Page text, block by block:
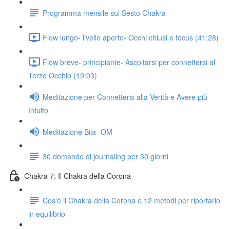
Programma mensile sul Sesto Chakra
Flow lungo- livello aperto- Occhi chiusi e focus (41:28)
Flow breve- principiante- Ascoltarsi per connettersi al
Terzo Occhio (19:03)
Meditazione per Connettersi alla Verità e Avere più
Intuito
Meditazione Bija- OM
30 domande di journaling per 30 giorni
Chakra 7: Il Chakra della Corona
Cos'è il Chakra della Corona e 12 metodi per riportarlo
in equilibrio